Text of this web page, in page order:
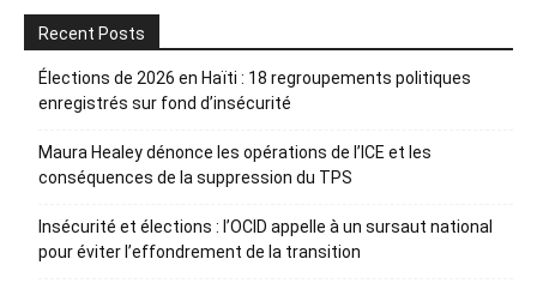
Recent Posts
Élections de 2026 en Haïti : 18 regroupements politiques
enregistrés sur fond d’insécurité
Maura Healey dénonce les opérations de l’ICE et les
conséquences de la suppression du TPS
Insécurité et élections : l’OCID appelle à un sursaut national
pour éviter l’effondrement de la transition